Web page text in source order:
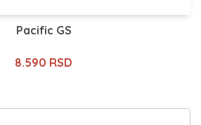
Pacific GS
8.590 RSD